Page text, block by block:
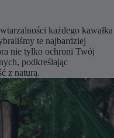
każdego kawałka
te najbardziej
nie tylko ochroni Twój
podkreślając
z naturą.